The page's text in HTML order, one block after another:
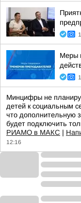
Меры
Минцифры не
детей к социальным
что дополнительную
будет подключить
РИАМО в МАКС |
12:16